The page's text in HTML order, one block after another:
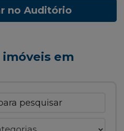
no Auditório
em